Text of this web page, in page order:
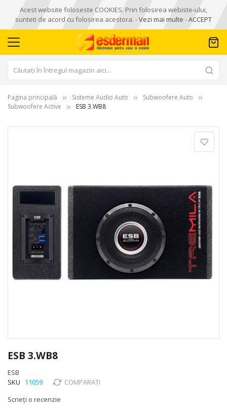
Acest website foloseste COOKIES. Prin folosirea webiste-ului,
sunteti de acord cu folosirea acestora. -Vezi mai multe -ACCEPT
Pagina principală Sisteme Audio Auto
Subwoofere Auto
Subwoofere Active
ESB 3.WB8
images
gallery
to
the
beginning
of
images
ESB 3.WB8
ESB
SKU
11059
COMPARAȚI
Scrieți o recenzie